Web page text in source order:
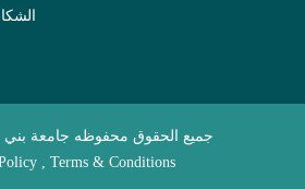
جميع الحقوق محفوظه جامعة بني
, Terms & Conditions